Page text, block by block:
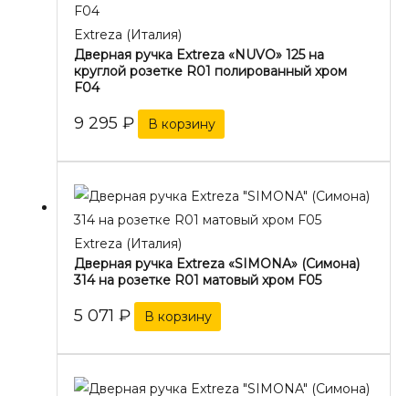
Extreza (Италия)
Дверная ручка Extreza «NUVO» 125 на
круглой розетке R01 полированный хром
F04
9 295 ₽ В корзину
Extreza (Италия)
Дверная ручка Extreza «SIMONA» (Симона)
314 на розетке R01 матовый хром F05
5 071 ₽ В корзину